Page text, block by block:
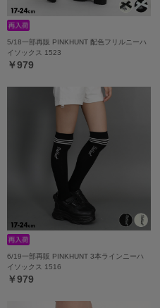
5/18一部再販 PINKHUNT 配色フリルニーハ
イソックス 1523
￥979
6/19一部再販 PINKHUNT 3本ラインニーハ
イソックス 1516
￥979